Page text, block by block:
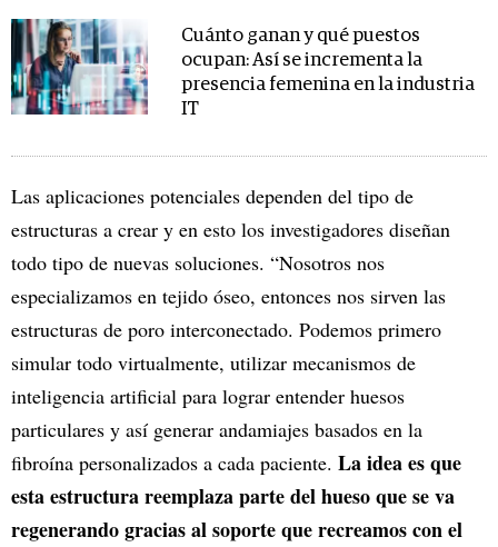
Cuánto ganan y qué puestos
ocupan: Así se incrementa la
presencia femenina en la industria
IT
Las aplicaciones potenciales dependen del tipo de
estructuras a crear y en esto los investigadores diseñan
todo tipo de nuevas soluciones. “Nosotros nos
especializamos en tejido óseo, entonces nos sirven las
estructuras de poro interconectado. Podemos primero
simular todo virtualmente, utilizar mecanismos de
inteligencia artificial para lograr entender huesos
particulares y así generar andamiajes basados en la
fibroína personalizados a cada paciente. La idea es que
esta estructura reemplaza parte del hueso que se va
regenerando gracias al soporte que recreamos con el